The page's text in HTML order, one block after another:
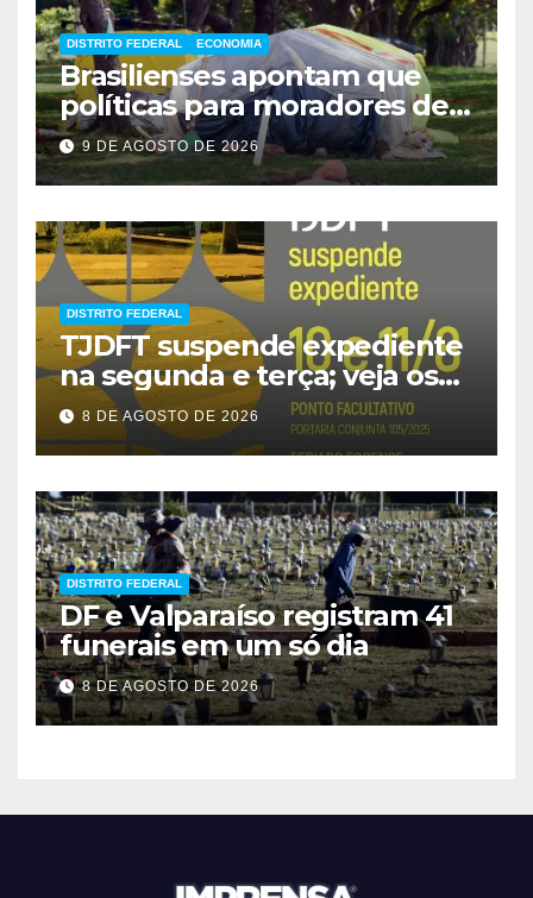
DISTRITO FEDERAL ECONOMIA
Brasilienses apontam que
políticas para moradores de
rua influenciam voto
9 DE AGOSTO DE 2026
DISTRITO FEDERAL
TJDFT suspende expediente
na segunda e terça; veja os
prazos
8 DE AGOSTO DE 2026
DISTRITO FEDERAL
DF e Valparaíso registram 41
funerais em um só dia
8 DE AGOSTO DE 2026